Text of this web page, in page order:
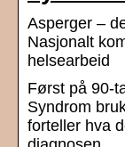
Asperger –
Nasjonalt
helsearbeid
Først på 90-
Syndrom
forteller hva